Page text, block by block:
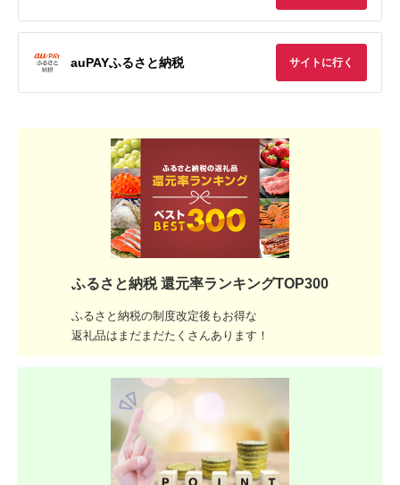
auPAYふるさと納税 サイトに行く
ふるさと納税 還元率ランキングTOP300
ふるさと納税の制度改定後もお得な
返礼品はまだまだたくさんあります！